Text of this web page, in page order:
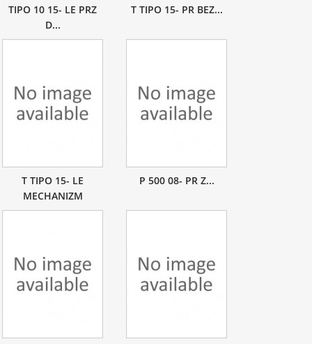
TIPO 10 15- LE PRZ
D...
T TIPO 15- PR BEZ...
T TIPO 15- LE
MECHANIZM
P 500 08- PR Z...